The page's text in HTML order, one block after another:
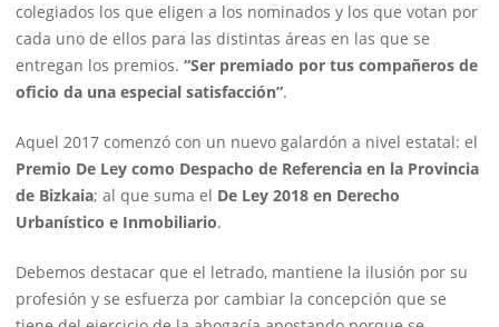
colegiados los que eligen a los nominados y los que votan por
cada uno de ellos para las distintas áreas en las que se
entregan los premios. “Ser premiado por tus compañeros de
oficio da una especial satisfacción”.
Aquel 2017 comenzó con un nuevo galardón a nivel estatal: el
Premio De Ley como Despacho de Referencia en la Provincia
de Bizkaia; al que suma el De Ley 2018 en Derecho
Urbanístico e Inmobiliario.
Debemos destacar que el letrado, mantiene la ilusión por su
profesión y se esfuerza por cambiar la concepción que se